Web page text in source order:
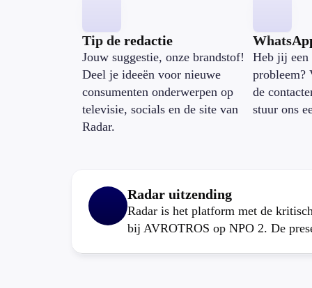
Tip de redactie
Jouw suggestie, onze brandstof!
Deel je ideeën voor nieuwe
consumenten onderwerpen op
televisie, socials en de site van
Radar.
Heb jij een
probleem?
de
stuur ons
Radar uitzending
Radar is het platform met de
bij AVROTROS op NPO 2. De